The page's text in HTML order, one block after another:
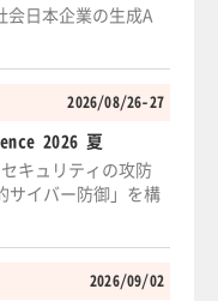
会日本企業の生成A
2026/08/26-27
2026 夏
キュリティの攻防
サイバー防御」を構
2026/09/02